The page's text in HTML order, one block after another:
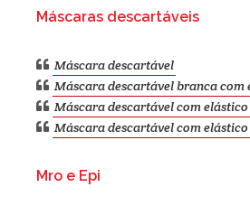
Máscaras descartáveis
Máscara descartável
Máscara descartável branca com
Máscara descartável com elástico
Máscara descartável com
Mro e Epi